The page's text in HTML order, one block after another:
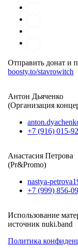
Отправить донат и
boosty.to/stavrowitch
Антон Дьяченко
(Организация
+7 (916) 015-
Анастасия Петрова
(Pr&Promo)
nastya-
+7 (999) 856-
Использование
источник nuki.band
Политика